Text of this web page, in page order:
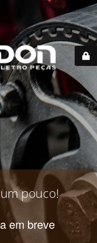
pouco!
em breve